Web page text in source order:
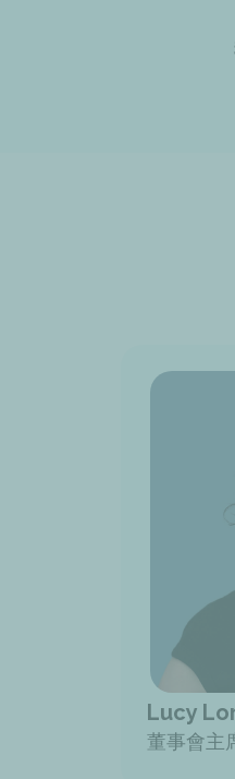
Lucy
董事會主